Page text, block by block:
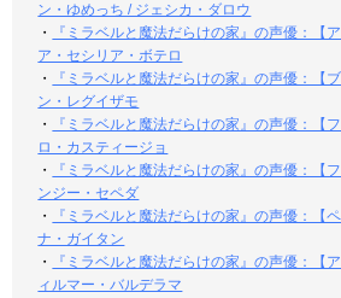
ン・ゆめっち / ジェシカ・ダロウ
・
『ミラベルと魔法だらけの家』の声優：【
ア・セシリア・ボテロ
・
『ミラベルと魔法だらけの家』の声優：【
ン・レグイザモ
・
『ミラベルと魔法だらけの家』の声優：【
ロ・カスティージョ
・
『ミラベルと魔法だらけの家』の声優：【
ンジー・セペダ
・
『ミラベルと魔法だらけの家』の声優：【
ナ・ガイタン
・
『ミラベルと魔法だらけの家』の声優：【
ィルマー・バルデラマ